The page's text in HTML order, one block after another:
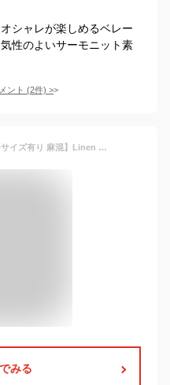
シャレが楽しめるベレー
性のよいサーモニット素
ント (2件) >
【特大サイズ 64cm対応 フリーサイズ有り 麻混】Linen Denim Hat リネン デニム ハット 頭が大きい 帽子 サファリハット バケット 日除け UVカット 折りたたみ ループ 深め WEB限定 メンズ レディース フリーサイズ ビッグサイズ 大きい 全4色 2サイズ qcl-m8654 誕生日
みる